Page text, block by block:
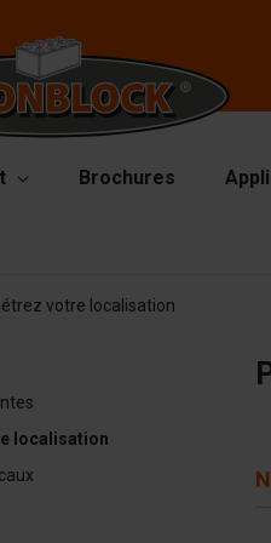
Brochures
votre localisation
localisation